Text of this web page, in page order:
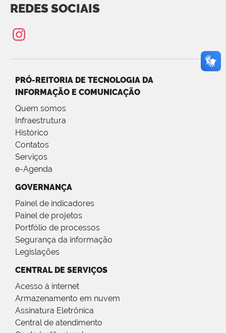
REDES SOCIAIS
PRÓ-REITORIA DE TECNOLOGIA DA
INFORMAÇÃO E COMUNICAÇÃO
Quem somos
Infraestrutura
Histórico
Contatos
Serviços
e-Agenda
GOVERNANÇA
Painel de indicadores
Painel de projetos
Portfólio de processos
Segurança da informação
Legislações
CENTRAL DE SERVIÇOS
Acesso à internet
Armazenamento em nuvem
Assinatura Eletrônica
Central de atendimento